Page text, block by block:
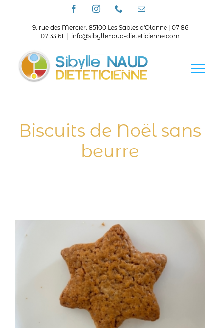
FacebookInstagramTéléphoneEmail
9, rue des Mercier, 85100 Les Sables d'Olonne | 07 86
07 33 61
info@sibyllenaud-dieteticienne.com
Biscuits de Noël sans
beurre